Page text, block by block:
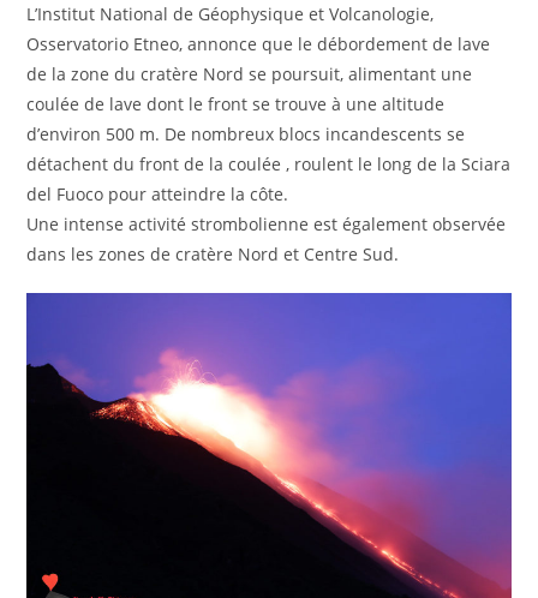
L’Institut National de Géophysique et Volcanologie,
Osservatorio Etneo, annonce que le débordement de lave
de la zone du cratère Nord se poursuit, alimentant une
coulée de lave dont le front se trouve à une altitude
d’environ 500 m. De nombreux blocs incandescents se
détachent du front de la coulée , roulent le long de la Sciara
del Fuoco pour atteindre la côte.
Une intense activité strombolienne est également observée
dans les zones de cratère Nord et Centre Sud.